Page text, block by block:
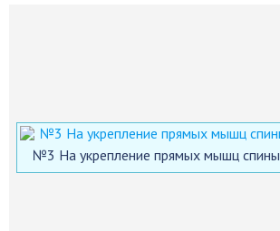
№3 На укрепление прямых мышц спины